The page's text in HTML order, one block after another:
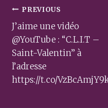
Post
navigation
PREVIOUS
J’aime une vidéo
@YouTube : “C.L.I.T –
Saint-Valentin” à
l’adresse
https://t.co/